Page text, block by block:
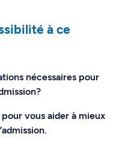
à ce
nécessaires pour
vous aider à mieux